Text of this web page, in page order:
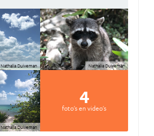
Nathalia Duiveman Nathalia Duiveman
Nathalia Duiveman
4
foto's en video's